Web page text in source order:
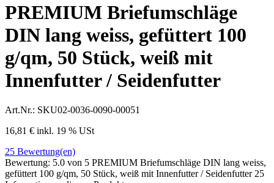
PREMIUM Briefumschläge
DIN lang weiss, gefüttert 100
g/qm, 50 Stück, weiß mit
Innenfutter / Seidenfutter
Art.Nr.: SKU02-0036-0090-00051
16,81 € inkl. 19 % USt
25 Bewertung(en)
Bewertung: 5.0 von 5 PREMIUM Briefumschläge DIN lang weiss,
gefüttert 100 g/qm, 50 Stück, weiß mit Innenfutter / Seidenfutter 25